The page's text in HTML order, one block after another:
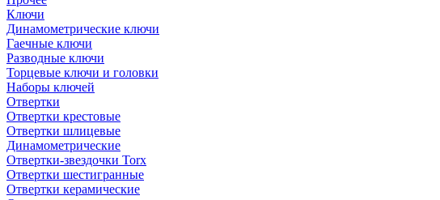
Ключи
Динамометрические ключи
Гаечные ключи
Разводные ключи
Торцевые ключи и головки
Наборы ключей
Отвертки
Отвертки крестовые
Отвертки шлицевые
Динамометрические
Отвертки-звездочки Torx
Отвертки шестигранные
Отвертки керамические